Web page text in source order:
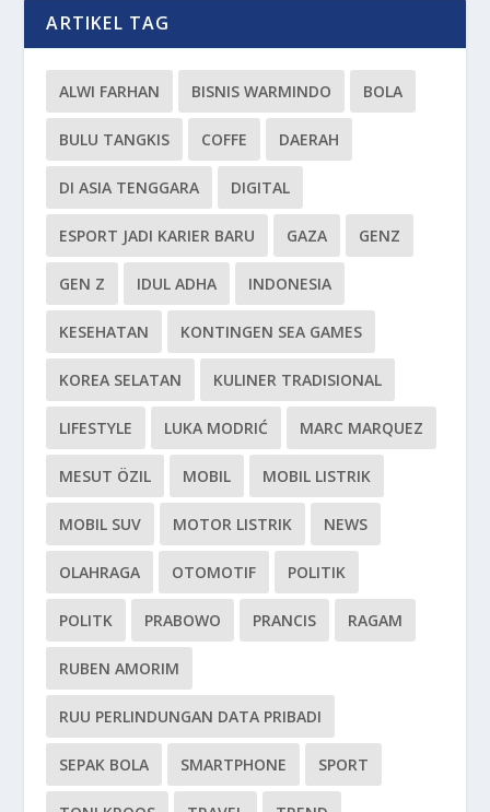
ARTIKEL TAG
ALWI FARHAN BISNIS WARMINDO BOLA
BULU TANGKIS COFFE DAERAH
DI ASIA TENGGARA DIGITAL
ESPORT JADI KARIER BARU GAZA GENZ
GEN Z IDUL ADHA INDONESIA
KESEHATAN KONTINGEN SEA GAMES
KOREA SELATAN KULINER TRADISIONAL
LIFESTYLE LUKA MODRIĆ MARC MARQUEZ
MESUT ÖZIL MOBIL MOBIL LISTRIK
MOBIL SUV MOTOR LISTRIK NEWS
OLAHRAGA OTOMOTIF POLITIK
POLITK PRABOWO PRANCIS RAGAM
RUBEN AMORIM
RUU PERLINDUNGAN DATA PRIBADI
SEPAK BOLA SMARTPHONE SPORT